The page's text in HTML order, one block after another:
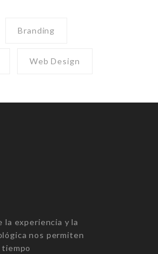
Branding
Web Design
la experiencia y la
nos permiten